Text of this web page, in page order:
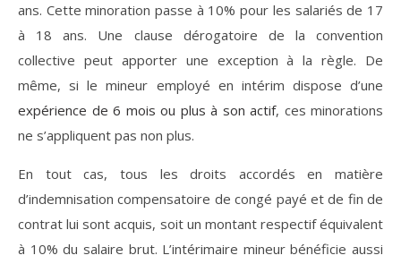
ans. Cette minoration passe à 10% pour les salariés de 17
à 18 ans. Une clause dérogatoire de la convention
collective peut apporter une exception à la règle. De
même, si le mineur employé en intérim dispose d’une
expérience de 6 mois ou plus à son actif, ces minorations
ne s’appliquent pas non plus.
En tout cas, tous les droits accordés en matière
d’indemnisation compensatoire de congé payé et de fin de
contrat lui sont acquis, soit un montant respectif équivalent
à 10% du salaire brut. L’intérimaire mineur bénéficie aussi